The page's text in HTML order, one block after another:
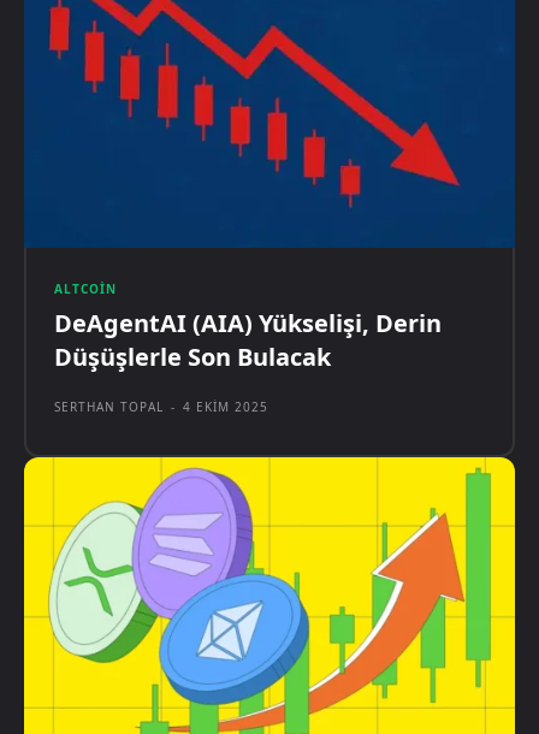
ALTCOIN
DeAgentAI (AIA) Yükselişi, Derin
Düşüşlerle Son Bulacak
SERTHAN TOPAL - 4 EKIM 2025